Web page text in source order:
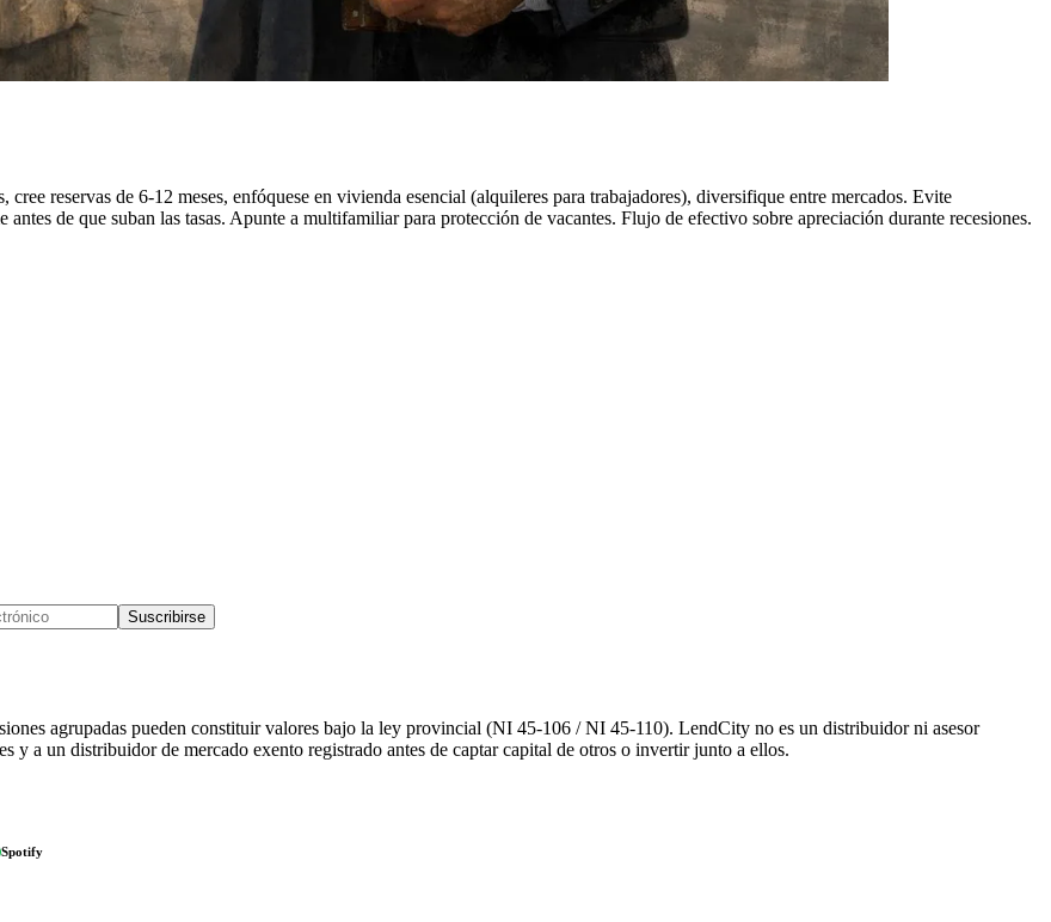
reservas de 6-12 meses, enfóquese en vivienda esencial (alquileres para trabajadores), diversifique entre mercados. Evite
de que suban las tasas. Apunte a multifamiliar para protección de vacantes. Flujo de efectivo sobre apreciación durante recesiones.
Suscribirse
agrupadas pueden constituir valores bajo la ley provincial (NI 45-106 / NI 45-110). LendCity no es un distribuidor ni asesor
y a un distribuidor de mercado exento registrado antes de captar capital de otros o invertir junto a ellos.
Spotify